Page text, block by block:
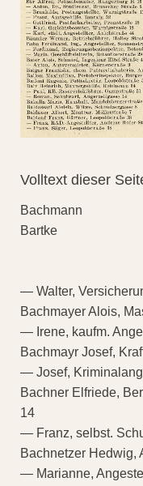
Volltext dieser
Bachmann
Bartke
— Walter,
Bachmayer Alois,
— Irene, kaufm.
Bachmayr Josef,
— Josef,
Bachner Elfriede,
14
— Franz, selbst.
Bachnetzer Hedwig,
— Marianne,